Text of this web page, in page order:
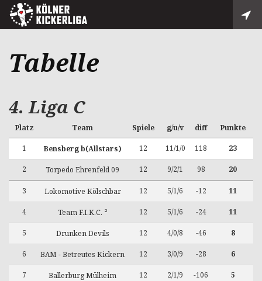
Tabelle
4. Liga C
Platz Team Spiele g/u/v diff Punkte
1 Bensberg b(Allstars) 12 11/1/0 118 23
2 Torpedo Ehrenfeld 09 12 9/2/1 98 20
3 Lokomotive Kölschbar 12 5/1/6 -12 11
4 Team F.I.K.C. ² 12 5/1/6 -24 11
5 Drunken Devils 12 4/0/8 -46 8
6 BAM - Betreutes Kickern 12 3/0/9 -28 6
7 Ballerburg Mülheim 12 2/1/9 -106 5